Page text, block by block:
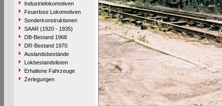
Industrielokomotiven
Feuerlose Lokomotiven
Sonderkonstruktionen
SAAR (1920 - 1935)
DB-Bestand 1968
DR-Bestand 1970
Auslandsbestände
Lokbestandslisten
Erhaltene Fahrzeuge
Zerlegungen